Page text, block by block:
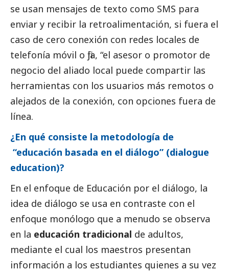
se usan mensajes de texto como SMS para
enviar y recibir la retroalimentación, si fuera el
caso de cero conexión con redes locales de
telefonía móvil o fija, “el asesor o promotor de
negocio del aliado local puede compartir las
herramientas con los usuarios más remotos o
alejados de la conexión, con opciones fuera de
línea.
¿En qué consiste la metodología de
“educación basada en el diálogo” (dialogue
education)?
En el enfoque de Educación por el diálogo, la
idea de diálogo se usa en contraste con el
enfoque monólogo que a menudo se observa
en la educación tradicional de adultos,
mediante el cual los maestros presentan
información a los estudiantes quienes a su vez